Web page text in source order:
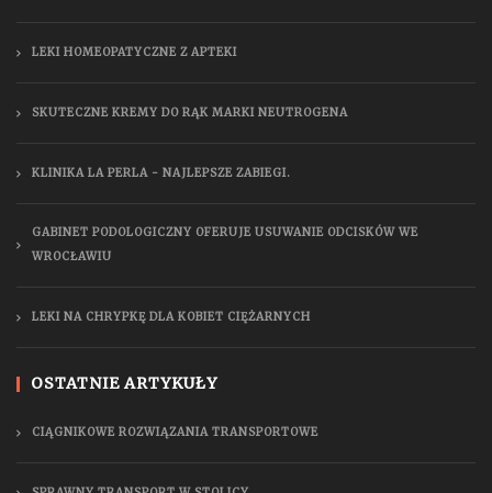
LEKI HOMEOPATYCZNE Z APTEKI
SKUTECZNE KREMY DO RĄK MARKI NEUTROGENA
KLINIKA LA PERLA - NAJLEPSZE ZABIEGI.
GABINET PODOLOGICZNY OFERUJE USUWANIE ODCISKÓW WE
WROCŁAWIU
LEKI NA CHRYPKĘ DLA KOBIET CIĘŻARNYCH
OSTATNIE ARTYKUŁY
CIĄGNIKOWE ROZWIĄZANIA TRANSPORTOWE